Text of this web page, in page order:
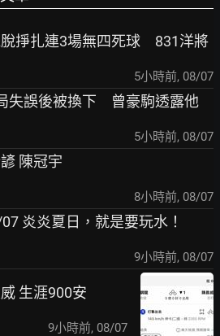
脫掙扎連3場無四死球 831洋將
5小時前, 08/07
失誤後被換下 曾豪駒透露他
5小時前, 08/07
陳冠宇
8小時前, 08/07
炎炎夏日，就是要玩水！
9小時前, 08/07
生涯900安
9小時前, 08/07